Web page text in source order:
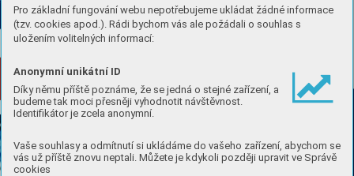
Pro základní fungování webu nepotřebujeme ukládat žádné informace
(tzv. cookies apod.). Rádi bychom vás ale požádali o souhlas s
uložením volitelných informací:
Anonymní unikátní ID
Díky němu příště poznáme, že se jedná o stejné zařízení, a
budeme tak moci přesněji vyhodnotit návštěvnost.
Identifikátor je zcela anonymní.
Vaše souhlasy a odmítnutí si ukládáme do vašeho zařízení, abychom se
vás už příště znovu neptali. Můžete je kdykoli později upravit ve Správě
cookies